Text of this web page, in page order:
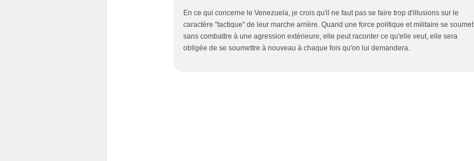
En ce qui concerne le Venezuela, je crois qu'il ne faut pas se faire trop d'illusions sur le
caractère "tactique" de leur marche arrière. Quand une force politique et militaire se soumet
sans combattre à une agression extérieure, elle peut raconter ce qu'elle veut, elle sera
obligée de se soumettre à nouveau à chaque fois qu'on lui demandera.